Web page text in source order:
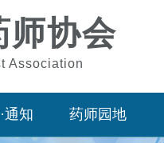
师协会
Association
通知 药师园地